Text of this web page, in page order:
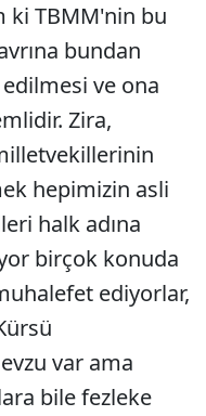
ki TBMM'nin bu
bundan
ve ona
Zira,
hepimizin asli
halk adına
birçok konuda
ediyorlar,
var ama
bile fezleke